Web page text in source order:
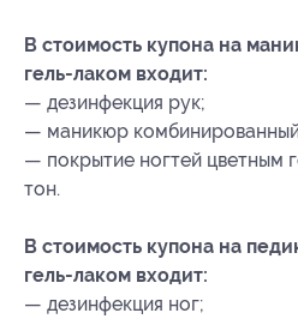
В стоимость купона на
гель-лаком входит:
— дезинфекция рук;
— маникюр
— покрытие ногтей цветным
тон.
В стоимость купона на
гель-лаком входит:
— дезинфекция ног;